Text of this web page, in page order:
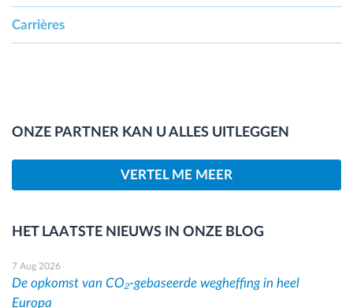
Carrières
ONZE PARTNER KAN U ALLES UITLEGGEN
VERTEL ME MEER
HET LAATSTE NIEUWS IN ONZE BLOG
7 Aug 2026
De opkomst van CO₂-gebaseerde wegheffing in heel
Europa